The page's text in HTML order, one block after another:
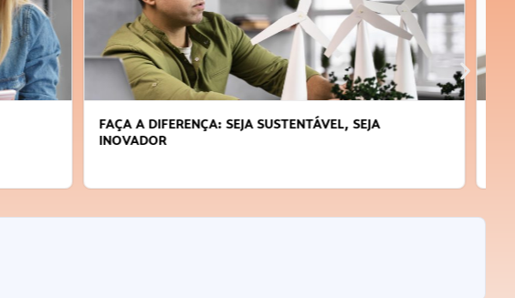
APRENDA A GERENCIAR O SEU TEMPO